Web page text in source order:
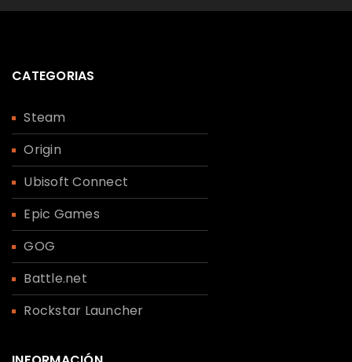
CATEGORIAS
Steam
Origin
Ubisoft Connect
Epic Games
GOG
Battle.net
Rockstar Launcher